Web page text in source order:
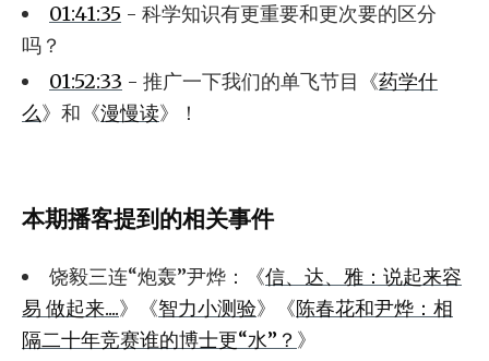
01:41:35 - 科学知识有更重要和更次要的区分
吗？
01:52:33 - 推广一下我们的单飞节目《药学什
么》和《漫慢读》！
本期播客提到的相关事件
饶毅三连“炮轰”尹烨：《信、达、雅：说起来容
易 做起来....》《智力小测验》《陈春花和尹烨：相
隔二十年竞赛谁的博士更“水”？ 》